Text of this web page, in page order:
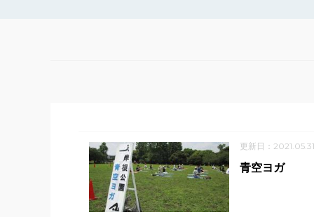
更新日：2021.05.31
青空ヨガ